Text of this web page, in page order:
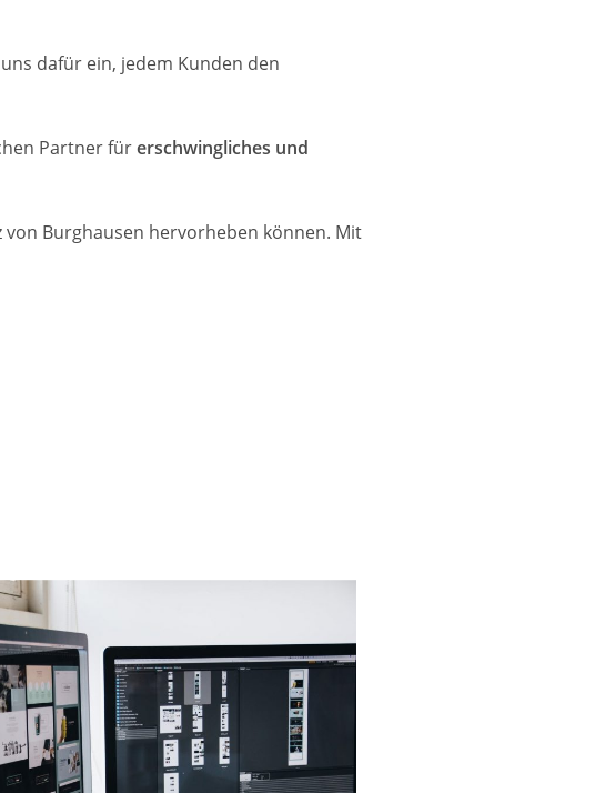
dafür ein, jedem Kunden den
Partner fürerschwingliches und
Burghausen hervorheben können. Mit